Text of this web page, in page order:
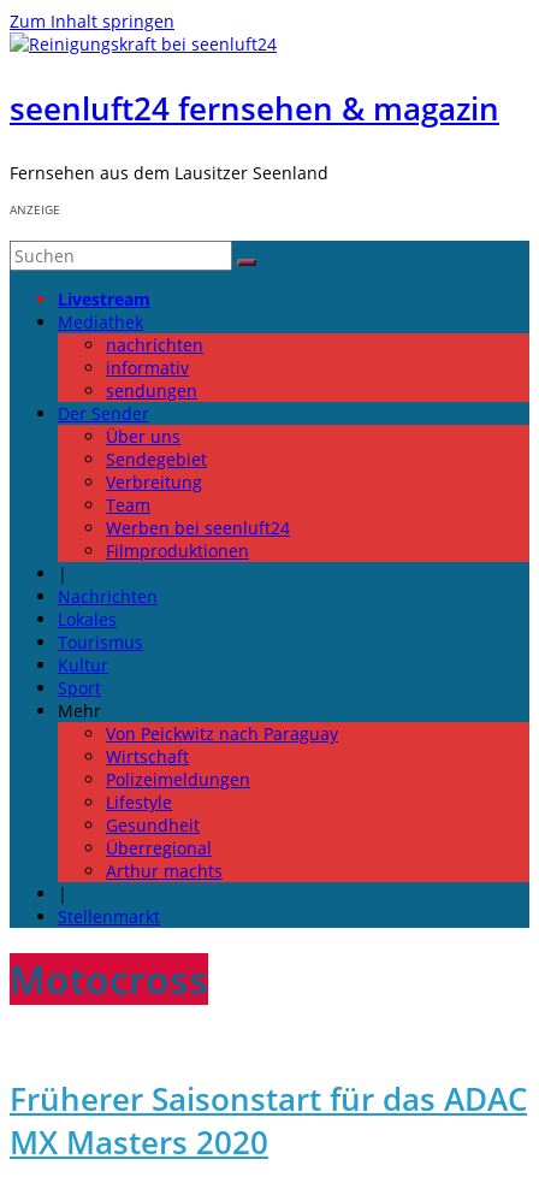
Zum Inhalt springen
seenluft24 fernsehen & magazin
Fernsehen aus dem Lausitzer Seenland
ANZEIGE
Livestream
Mediathek
nachrichten
informativ
sendungen
Der Sender
Über uns
Sendegebiet
Verbreitung
Team
Werben bei seenluft24
Filmproduktionen
|
Nachrichten
Lokales
Tourismus
Kultur
Sport
Mehr
Von Peickwitz nach Paraguay
Wirtschaft
Polizeimeldungen
Lifestyle
Gesundheit
Überregional
Arthur machts
|
Stellenmarkt
Motocross
Früherer Saisonstart für das ADAC
MX Masters 2020